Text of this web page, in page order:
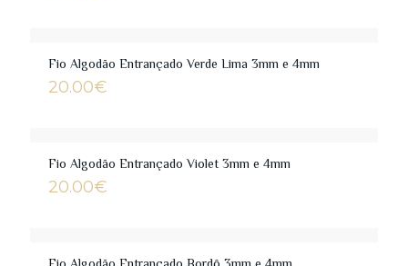
Fio Algodão Entrançado Verde Lima 3mm e 4mm
20.00€
Fio Algodão Entrançado Violet 3mm e 4mm
20.00€